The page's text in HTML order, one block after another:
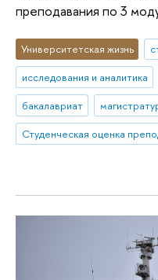
преподавания по 3
Университетская жизнь
исследования и аналитика
бакалавриат
Студенческая оценка